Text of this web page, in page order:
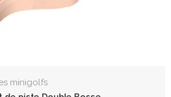
minigolfs